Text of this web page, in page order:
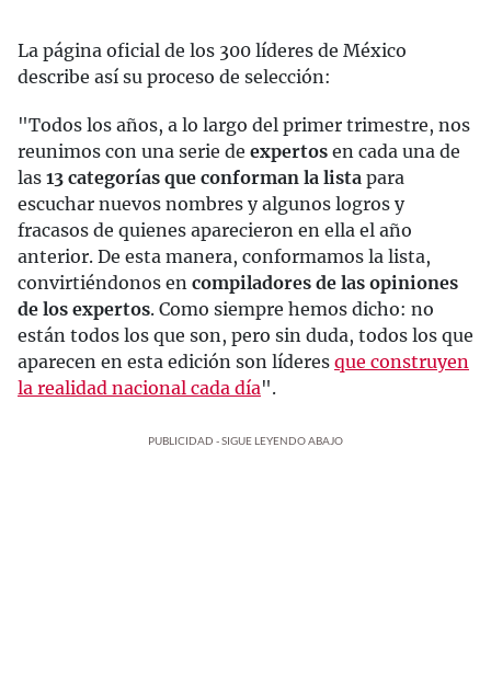
La página oficial de los 300 líderes de México
describe así su proceso de selección:
"Todos los años, a lo largo del primer trimestre, nos
reunimos con una serie de expertos en cada una de
las 13 categorías que conforman la lista para
escuchar nuevos nombres y algunos logros y
fracasos de quienes aparecieron en ella el año
anterior. De esta manera, conformamos la lista,
convirtiéndonos en compiladores de las opiniones
de los expertos. Como siempre hemos dicho: no
están todos los que son, pero sin duda, todos los que
aparecen en esta edición son líderes que construyen
la realidad nacional cada día".
PUBLICIDAD - SIGUE LEYENDO ABAJO